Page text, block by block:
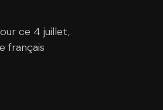
ce 4 juillet,
français